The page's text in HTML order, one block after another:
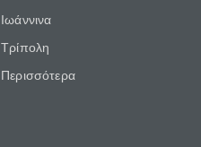
Ιωάννινα
Τρίπολη
Περισσότερα